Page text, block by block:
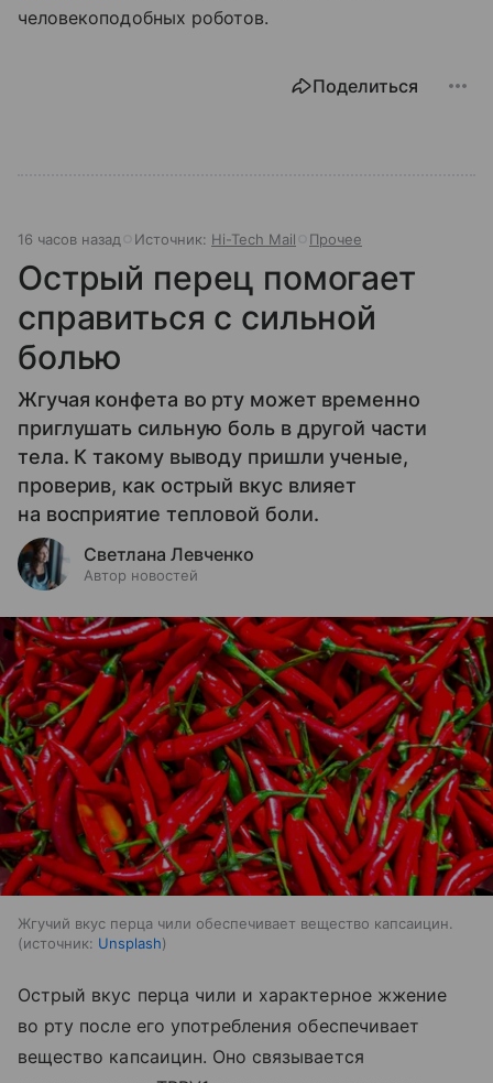
человекоподобных роботов.
Поделиться
16 часов назад Источник: Hi-Tech Mail Прочее
Острый перец помогает
справиться с сильной
болью
Жгучая конфета во рту может временно
приглушать сильную боль в другой части
тела. К такому выводу пришли ученые,
проверив, как острый вкус влияет
на восприятие тепловой боли.
Светлана Левченко
Автор новостей
Жгучий вкус перца чили обеспечивает вещество капсаицин.
источник: Unsplash
Острый вкус перца чили и характерное жжение
во рту после его употребления обеспечивает
вещество капсаицин. Оно связывается